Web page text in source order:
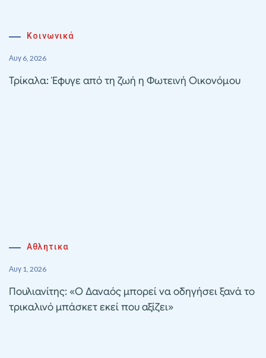
Κοινωνικά
Αυγ 6, 2026
Τρίκαλα: Έφυγε από τη ζωή η Φωτεινή Οικονόμου
Αθλητικα
Αυγ 1, 2026
Πουλιανίτης: «Ο Δαναός μπορεί να οδηγήσει ξανά το
τρικαλινό μπάσκετ εκεί που αξίζει»